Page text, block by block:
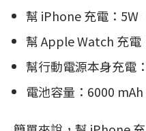
幫 iPhone 充電：5W
幫 Apple Watch 充電
幫行動電源本身充電
電池容量：6000 mAh